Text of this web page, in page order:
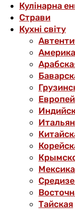
Кулінарна
Страви
Кухні світу
Тайская